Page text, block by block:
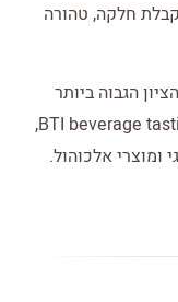
חלקה, טהורה
הציון הגבוה ביותר
שקיבלה וודקה אי פעם ע”י ה-BTI beverage tasting institute,
ומוצרי אלכוהול.